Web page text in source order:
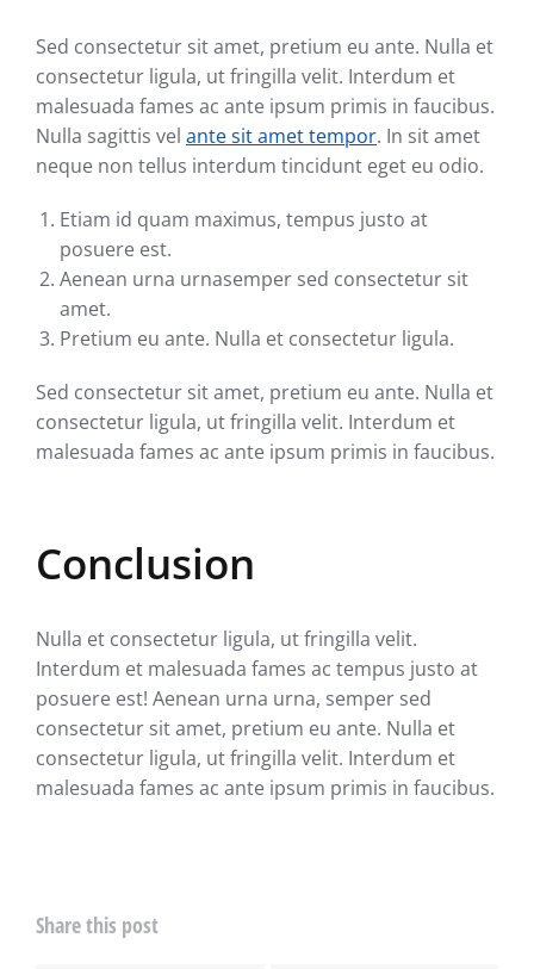
Sed consectetur sit amet, pretium eu ante. Nulla et
consectetur ligula, ut fringilla velit. Interdum et
malesuada fames ac ante ipsum primis in faucibus.
Nulla sagittis vel ante sit amet tempor. In sit amet
neque non tellus interdum tincidunt eget eu odio.
Etiam id quam maximus, tempus justo at
posuere est.
Aenean urna urnasemper sed consectetur sit
amet.
Pretium eu ante. Nulla et consectetur ligula.
Sed consectetur sit amet, pretium eu ante. Nulla et
consectetur ligula, ut fringilla velit. Interdum et
malesuada fames ac ante ipsum primis in faucibus.
Conclusion
Nulla et consectetur ligula, ut fringilla velit.
Interdum et malesuada fames ac tempus justo at
posuere est! Aenean urna urna, semper sed
consectetur sit amet, pretium eu ante. Nulla et
consectetur ligula, ut fringilla velit. Interdum et
malesuada fames ac ante ipsum primis in faucibus.
Share this post